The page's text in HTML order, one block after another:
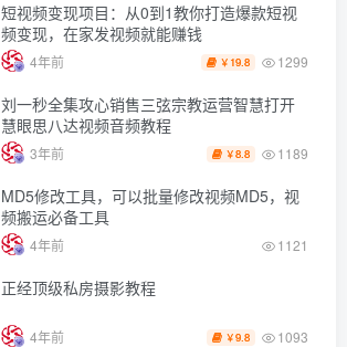
短视频变现项目：从0到1教你打造爆款短视
频变现，在家发视频就能赚钱
4年前 ￥ 19.8 1299
刘一秒全集攻心销售三弦宗教运营智慧打开
慧眼思八达视频音频教程
3年前 ￥8.8 1189
MD5修改工具，可以批量修改视频MD5，视
频搬运必备工具
4年前 1121
正经顶级私房摄影教程
4年前 ￥9.8 1093